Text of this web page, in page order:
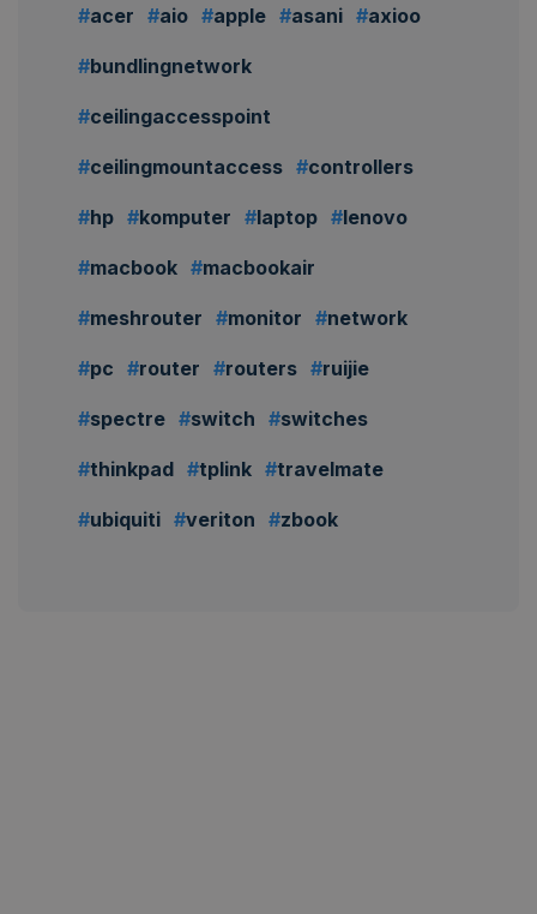
acer aio apple asani axioo
bundlingnetwork
ceilingaccesspoint
ceilingmountaccess controllers
hp komputer laptop lenovo
macbook macbookair
meshrouter monitor network
pc router routers ruijie
spectre switch switches
thinkpad tplink travelmate
ubiquiti veriton zbook